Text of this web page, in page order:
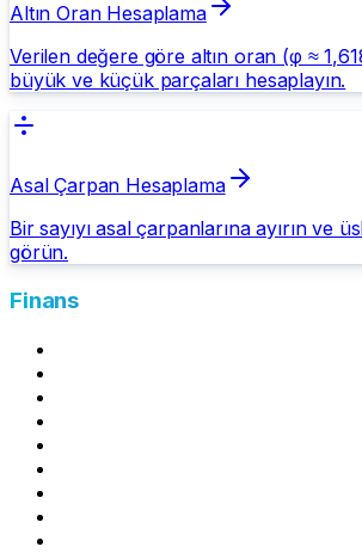
Altın Oran Hesaplama
Verilen değere göre altın oran (φ ≈
büyük ve küçük parçaları hesaplayın.
Asal Çarpan Hesaplama
Bir sayıyı asal çarpanlarına ayırın ve
görün.
Finans